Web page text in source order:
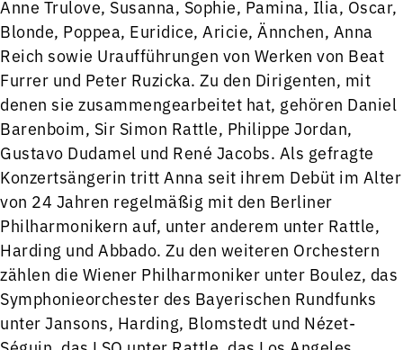
Anne Trulove, Susanna, Sophie, Pamina, Ilia, Oscar,
Blonde, Poppea, Euridice, Aricie, Ännchen, Anna
Reich sowie Uraufführungen von Werken von Beat
Furrer und Peter Ruzicka. Zu den Dirigenten, mit
denen sie zusammengearbeitet hat, gehören Daniel
Barenboim, Sir Simon Rattle, Philippe Jordan,
Gustavo Dudamel und René Jacobs. Als gefragte
Konzertsängerin tritt Anna seit ihrem Debüt im Alter
von 24 Jahren regelmäßig mit den Berliner
Philharmonikern auf, unter anderem unter Rattle,
Harding und Abbado. Zu den weiteren Orchestern
zählen die Wiener Philharmoniker unter Boulez, das
Symphonieorchester des Bayerischen Rundfunks
unter Jansons, Harding, Blomstedt und Nézet-